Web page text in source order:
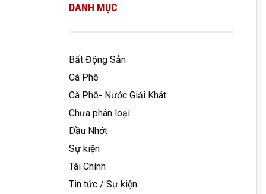
DANH MỤC
Bất Động Sản
Cà Phê
Cà Phê- Nước Giải Khát
Chưa phân loại
Dầu Nhớt
Sự kiện
Tài Chính
Tin tức / Sự kiện